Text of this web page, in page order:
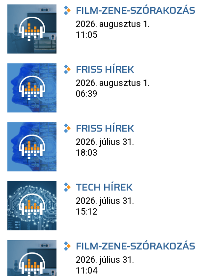
FILM-ZENE-SZÓRAKOZÁS
2026. augusztus 1.
11:05
FRISS HÍREK
2026. augusztus 1.
06:39
FRISS HÍREK
2026. július 31.
18:03
TECH HÍREK
2026. július 31.
15:12
FILM-ZENE-SZÓRAKOZÁS
2026. július 31.
11:04